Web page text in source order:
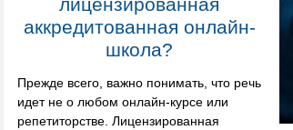
аккредитованная онлайн-
школа?
Прежде всего, важно понимать, что речь
идет не о любом онлайн-курсе или
репетиторстве. Лицензированная